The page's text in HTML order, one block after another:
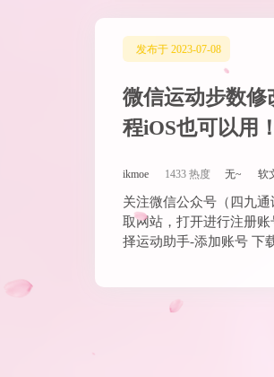
发布于 2023-07-08
微信运动步数修
程iOS也可以用
ikmoe 1433 热度 无~ 软
关注微信公众号（四九
取网站，打开进行注册
择运动助手-添加账号 下